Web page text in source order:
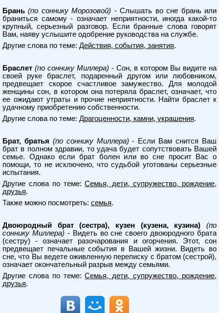
Брань (по соннику Морозовой) - Слышать во сне брань или
браниться самому - означает неприятности, иногда какой-то
крупный, серьезный разговор. Если бранные слова говорят
Вам, наяву услышите одобрение руководства на службе.
Другие слова по теме: Действия, события, занятия.
Браслет (по соннику Миллера) - Сон, в котором Вы видите на
своей руке браслет, подаренный другом или любовником,
предвещает скорое счастливое замужество. Для молодой
женщины сон, в котором она потеряла браслет, означает, что
ее ожидают утраты и прочие неприятности. Найти браслет к
удачному приобретению собственности.
Другие слова по теме: Драгоценности, камни, украшения.
Брат, братья (по соннику Миллера) - Если Вам снится Ваш
брат в полном здравии, то удача будет сопутствовать Вашей
семье. Однако если брат болен или во сне просит Вас о
помощи, то не исключено, что судьбой уготованы серьезные
испытания.
Другие слова по теме:Семья, дети, супружество, рождение,
друзья.
Также можно посмотреть: семья.
Двоюродный брат (сестра), кузен (кузена, кузина)
(по
соннику Миллера) - Видеть во сне своего двоюродного брата
(сестру) - означает разочарования и огорчения. Этот, сон
предвещает печальные события в Вашей жизни. Видеть во
сне, что Вы ведете оживленную переписку с братом (сестрой),
означает окончательный разрыв между семьями.
Другие слова по теме:Семья, дети, супружество, рождение,
друзья.